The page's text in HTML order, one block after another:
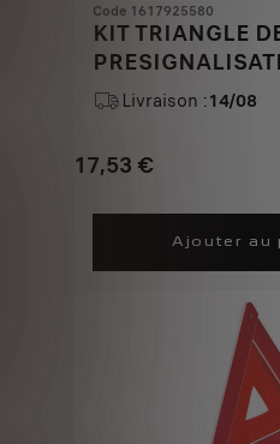
Code 1617925580
KIT TRIANGLE
DE SECURITE
Livraison :14/08
17,53 €
Price
Quantity
Ajouter au